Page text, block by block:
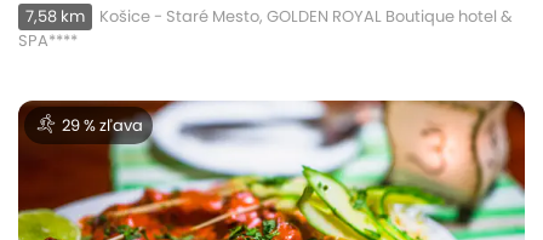
7,58 km
Košice - Staré Mesto, GOLDEN ROYAL Boutique hotel &
SPA****
29 % zľava